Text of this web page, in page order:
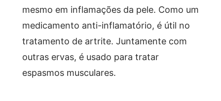
mesmo em inflamações da pele. Como um
medicamento anti-inflamatório, é útil no
tratamento de artrite. Juntamente com
outras ervas, é usado para tratar
espasmos musculares.